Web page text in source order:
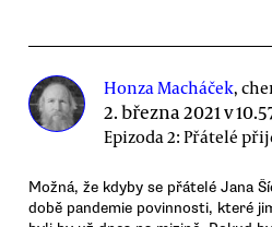
Honza Macháček,
2. března 2021 v
Epizoda 2: Přátelé
Možná, že kdyby se přátelé Jana
době pandemie povinnosti, které